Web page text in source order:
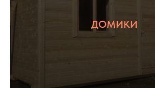
ДОМИКИ